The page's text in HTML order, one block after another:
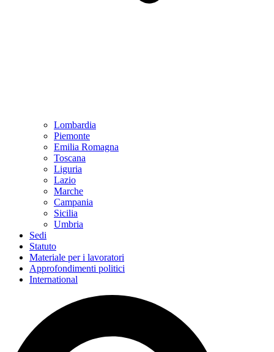
Lombardia
Piemonte
Emilia Romagna
Toscana
Liguria
Lazio
Marche
Campania
Sicilia
Umbria
Sedi
Statuto
Materiale per i lavoratori
Approfondimenti politici
International